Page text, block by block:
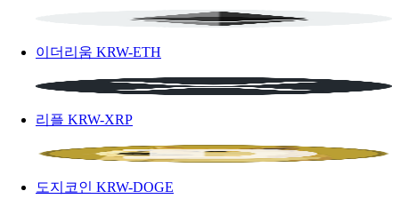
이더리움 KRW-ETH
리플 KRW-XRP
도지코인 KRW-DOGE